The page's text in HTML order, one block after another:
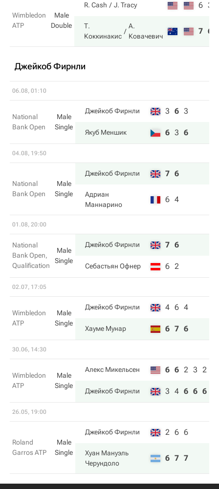
Wimbledon
ATP
Male
Double
R. Cash J. Tracy 6 3
Т.
Коккинакис
А.
Ковачевич
7 6
Джейкоб Фирнли
06.08, 01:10
National
Bank Open
Male
Single
Джейкоб Фирнли 3 6 3
Якуб Меншик 6 3 6
04.08, 19:50
National
Bank Open
Male
Single
Джейкоб Фирнли 7 6
Адриан
Маннарино
6 4
01.08, 20:00
National
Bank Open,
Qualification
Male
Single
Джейкоб Фирнли 7 6
Себастьян Офнер 6 2
02.07, 17:05
Wimbledon
ATP
Male
Single
Джейкоб Фирнли 4 6 4
Хауме Мунар 6 7 6
30.06, 14:30
Wimbledon
ATP
Male
Single
Алекс Микельсен 6 6 2 3 2
Джейкоб Фирнли 3 4 6 6 6
26.05, 19:00
Roland
Garros ATP
Male
Single
Джейкоб Фирнли 2 6 6
Хуан Мануэль
Черундоло
6 7 7